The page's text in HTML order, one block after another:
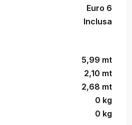
Euro 6
Inclusa
5,99 mt
2,10 mt
2,68 mt
0 kg
0 kg